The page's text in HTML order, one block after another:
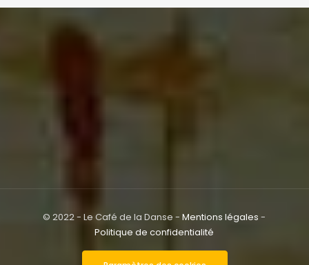
© 2022 - Le Café de la Danse -Mentions légales -
Politique de confidentialité